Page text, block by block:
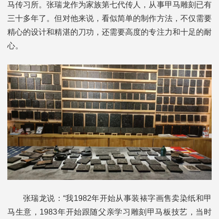
马传习所。张瑞龙作为家族第七代传人，从事甲马雕刻已有
三十多年了。但对他来说，看似简单的制作方法，不仅需要
精心的设计和精湛的刀功，还需要高度的专注力和十足的耐
心。
张瑞龙说：“我1982年开始从事装裱字画售卖染纸和甲
马生意，1983年开始跟随父亲学习雕刻甲马板技艺，当时